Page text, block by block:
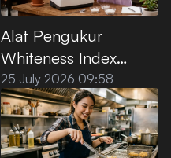
Alat Pengukur
Whiteness Index
Tepung Kanji Premium
25 July 2026 09:58